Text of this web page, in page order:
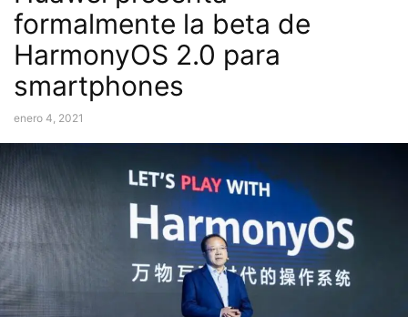
formalmente la beta de
HarmonyOS 2.0 para
smartphones
enero 4, 2021